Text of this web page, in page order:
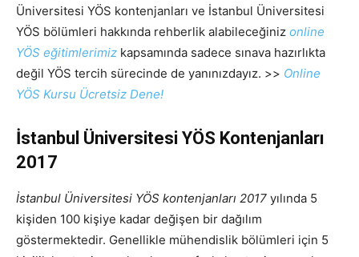
Üniversitesi YÖS kontenjanları ve İstanbul Üniversitesi
YÖS bölümleri hakkında rehberlik alabileceğiniz online
YÖS eğitimlerimiz kapsamında sadece sınava hazırlıkta
değil YÖS tercih sürecinde de yanınızdayız. >> Online
YÖS Kursu Ücretsiz Dene!
İstanbul Üniversitesi YÖS Kontenjanları
2017
İstanbul Üniversitesi YÖS kontenjanları 2017 yılında 5
kişiden 100 kişiye kadar değişen bir dağılım
göstermektedir. Genellikle mühendislik bölümleri için 5